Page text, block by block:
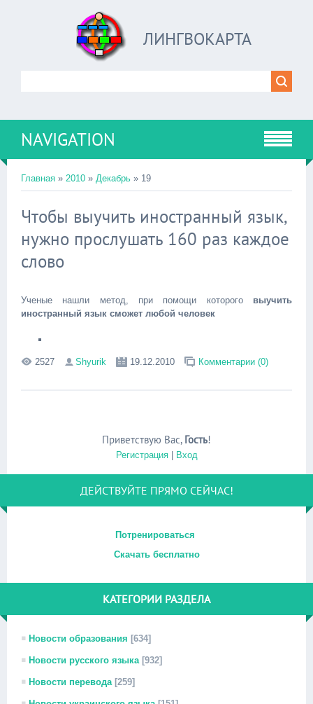
ЛИНГВОКАРТА
NAVIGATION
Главная » 2010 » Декабрь » 19
Чтобы выучить иностранный язык,
нужно прослушать 160 раз каждое
слово
Ученые нашли метод, при помощи которого выучить
иностранный язык сможет любой человек
2527 Shyurik 19.12.2010 Комментарии (0)
Приветствую Вас, Гость!
Регистрация| Вход
ДЕЙСТВУЙТЕ ПРЯМО СЕЙЧАС!
Потренироваться
Скачать бесплатно
КАТЕГОРИИ РАЗДЕЛА
Новости образования [634]
Новости русского языка [932]
Новости перевода [259]